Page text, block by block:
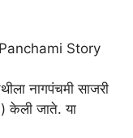
नागपंचमी साजरी
जाते. या